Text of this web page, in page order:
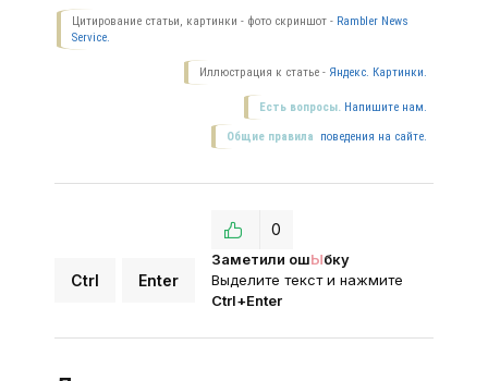
Цитирование статьи, картинки - фото скриншот - Rambler News
Service.
Иллюстрация к статье - Яндекс. Картинки.
Есть вопросы. Напишите нам.
Общие правила поведения на сайте.
Ctrl Enter
Заметили ошЫбку
Выделите текст и нажмите
Ctrl+Enter
0